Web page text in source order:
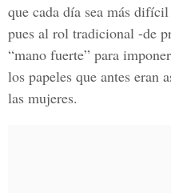
que cada día sea más
pues al rol tradicional -de
“mano fuerte” para
los papeles que antes eran
las mujeres.